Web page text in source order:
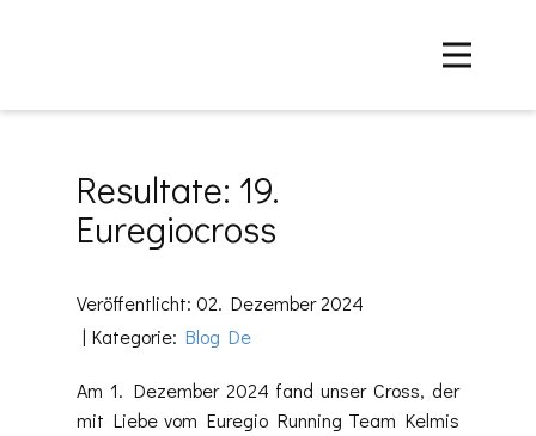
News
Verein
Events
Resultate
Kontakt
Resultate: 19.
Euregiocross
Veröffentlicht: 02. Dezember 2024
Kategorie: Blog De
Am 1. Dezember 2024 fand unser Cross, der
mit Liebe vom Euregio Running Team Kelmis